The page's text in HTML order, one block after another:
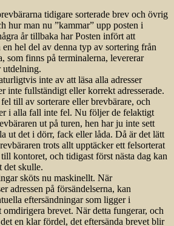
tidigare sorterade brev och övrig
hur man nu ”kammar” upp posten i
år tillbaka har Posten infört att
hel del av denna typ av sortering från
som finns på terminalerna, levererar
utdelning.
inte av att läsa alla adresser
inte fullständigt eller korrekt adresserade.
till av sorterare eller brevbärare, och
i alla fall inte fel. Nu följer de felaktigt
ut på turen, hen har ju inte sett
ut det i dörr, fack eller låda. Då är det lätt
trots allt upptäcker ett felsorterat
kontoret, och tidigast först nästa dag kan
det skulle.
sköts nu maskinellt. När
adressen på försändelserna, kan
eftersändningar som ligger i
omdirigera brevet. När detta fungerar, och
en klar fördel, det eftersända brevet blir